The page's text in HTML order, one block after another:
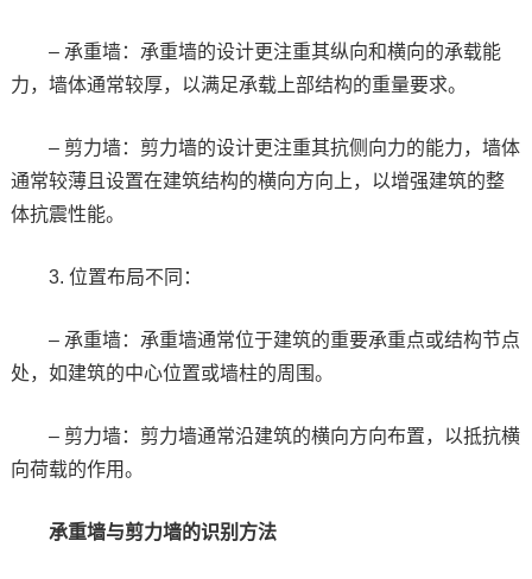
– 承重墙：承重墙的设计更注重其纵向和横向的承载能
力，墙体通常较厚，以满足承载上部结构的重量要求。
– 剪力墙：剪力墙的设计更注重其抗侧向力的能力，墙体
通常较薄且设置在建筑结构的横向方向上，以增强建筑的整
体抗震性能。
3. 位置布局不同：
– 承重墙：承重墙通常位于建筑的重要承重点或结构节点
处，如建筑的中心位置或墙柱的周围。
– 剪力墙：剪力墙通常沿建筑的横向方向布置，以抵抗横
向荷载的作用。
承重墙与剪力墙的识别方法